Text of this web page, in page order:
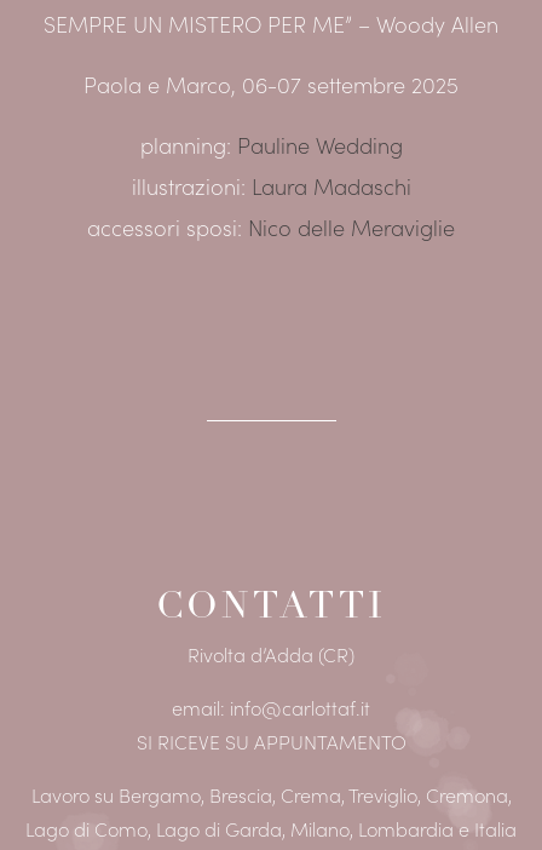
SEMPRE UN MISTERO PER ME” – Woody Allen
Paola e Marco, 06-07 settembre 2025
planning: Pauline Wedding
illustrazioni: Laura Madaschi
accessori sposi: Nico delle Meraviglie
CONTATTI
Rivolta d’Adda (CR)
email: info@carlottaf.it
SI RICEVE SU APPUNTAMENTO
Lavoro su Bergamo, Brescia, Crema, Treviglio, Cremona,
Lago di Como, Lago di Garda, Milano, Lombardia e Italia